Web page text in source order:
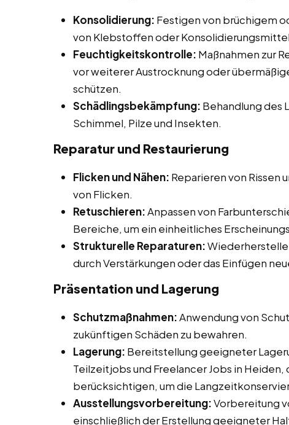
Konsolidierung: Festigen von brüchigem
von Klebstoffen oder
Feuchtigkeitskontrolle: Maßnahmen zur
vor weiterer Austrocknung oder
schützen.
Schädlingsbekämpfung: Behandlung des
Schimmel, Pilze und Insekten.
Reparatur und Restaurierung
Flicken und Nähen: Reparieren von Rissen
von Flicken.
Retuschieren:Anpassen von
Bereiche, um ein einheitliches
Strukturelle Reparaturen:
durch Verstärkungen oder das Einfügen
Präsentation und Lagerung
Schutzmaßnahmen:Anwendung von
zukünftigen Schäden zu bewahren.
Lagerung: Bereitstellung geeigneter
Teilzeitjobs und Freelancer Jobs in
berücksichtigen, um die
Ausstellungsvorbereitung:Vorbereitung
einschließlich der Erstellung geeigneter